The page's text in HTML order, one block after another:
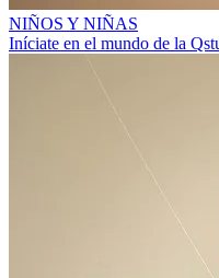
NIÑOS Y NIÑAS
Iníciate en el mundo de la